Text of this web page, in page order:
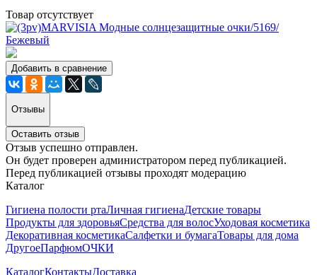
Товар отсутствует
Добавить в сравнение
Отзывы
Оставить отзыв
Отзыв успешно отправлен.
Он будет проверен администратором перед публикацией.
Перед публикацией отзывы проходят модерацию
Каталог
Гигиена полости ртаЛичная гигиенаДетские товары
Продукты для здоровьяСредства для волосУходовая косметика
Декоративная косметикаСалфетки и бумагаТовары для дома
ДругоеПарфюмОЧКИ
КаталогКонтактыДоставка